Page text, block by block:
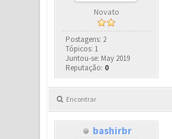
Novato
Postagens: 2
Tópicos: 1
Juntou-se: May 2019
Reputação: 0
Encontrar
bashirbr